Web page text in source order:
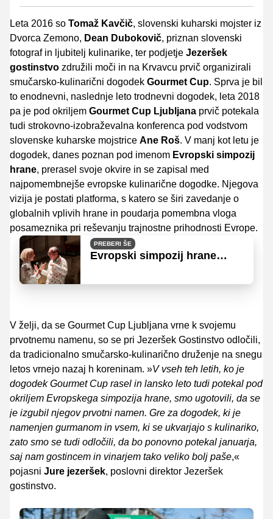
Leta 2016 so Tomaž Kavčič, slovenski kuharski mojster iz
Dvorca Zemono, Dean Dubokovič, priznan slovenski
fotograf in ljubitelj kulinarike, ter podjetje Jezeršek
gostinstvo združili moči in na Krvavcu prvič organizirali
smučarsko-kulinarični dogodek Gourmet Cup. Sprva je bil
to enodnevni, naslednje leto trodnevni dogodek, leta 2018
pa je pod okriljem Gourmet Cup Ljubljana prvič potekala
tudi strokovno-izobraževalna konferenca pod vodstvom
slovenske kuharske mojstrice Ane Roš. V manj kot letu je
dogodek, danes poznan pod imenom Evropski simpozij
hrane, prerasel svoje okvire in se zapisal med
najpomembnejše evropske kulinarične dogodke. Njegova
vizija je postati platforma, s katero se širi zavedanje o
globalnih vplivih hrane in poudarja pomembna vloga
posameznika pri reševanju trajnostne prihodnosti Evrope.
PREBERI ŠE
Evropski simpozij hrane
V želji, da se Gourmet Cup Ljubljana vrne k svojemu
prvotnemu namenu, so se pri Jezeršek Gostinstvo odločili,
da tradicionalno smučarsko-kulinarično druženje na snegu
letos vrnejo nazaj h koreninam. »V vseh teh letih, ko je
dogodek Gourmet Cup rasel in lansko leto tudi potekal pod
okriljem Evropskega simpozija hrane, smo ugotovili, da se
je izgubil njegov prvotni namen. Gre za dogodek, ki je
namenjen gurmanom in vsem, ki se ukvarjajo s kulinariko,
zato smo se tudi odločili, da bo ponovno potekal januarja,
saj nam gostincem in vinarjem tako veliko bolj paše,«
pojasni Jure jezeršek, poslovni direktor Jezeršek
gostinstvo.